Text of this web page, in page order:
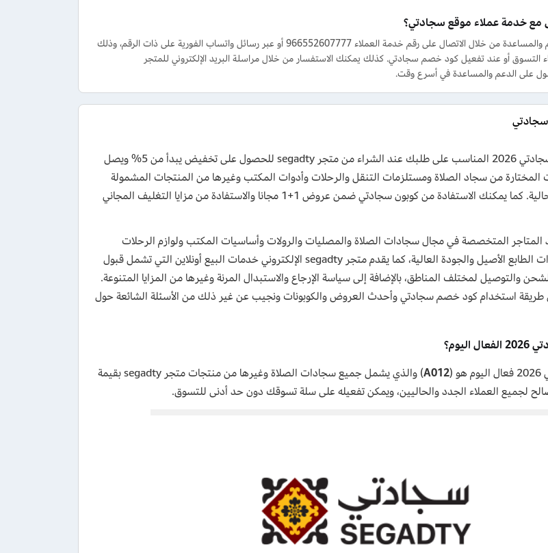
مع خدمة عملاء موقع سجادتي؟
تستطيع الحصول على الدعم والمساعدة من خلال الاتصال على رقم خدمة العملاء 966552607777 أو عبر رسائل واتساب الفورية على ذات الرقم، وذلك
التسوق أو عند تفعيل كود خصم سجادتي. كذلك يمكنك الاستفسار من خلال مراسلة البريد الإلكتروني للمتجر
قم بتفعيل كود خصم سجادتي 2026 المناسب على طلبك عند الشراء من متجر segadty للحصول على تخفيض يبدأ من 5% ويصل
المختارة من سجاد الصلاة ومستلزمات التنقل والرحلات وأدوات المكتب وغيرها من المنتجات المشمولة
ضمن عروض المتجر الحالية. كما يمكنك الاستفادة من كوبون سجادتي ضمن عروض 1+1 مجانا والاستفادة من مزايا التغليف المجاني
المتخصصة في مجال سجادات الصلاة والمصليات والرولات وأساسيات المكتب ولوازم الرحلات
وغيرها من المنتجات ذات الطابع الأصيل والجودة العالية، كما يقدم متجر segadty الإلكتروني خدمات البيع أونلاين التي تشمل قبول
والتوصيل لمختلف المناطق، بالإضافة إلى سياسة الإرجاع والاستبدال المرنة وغيرها من المزايا المتنوعة.
استخدام كود خصم سجادتي وأحدث العروض والكوبونات ونجيب عن غير ذلك من الأسئلة الشائعة حول
(
A012
) والذي يشمل جميع سجادات الصلاة وغيرها من منتجات متجر segadty بقيمة